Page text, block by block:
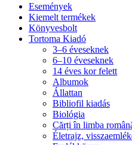
Események
Kiemelt termékek
Könyvesbolt
Tortoma Kiadó
3–6 éveseknek
6–10 éveseknek
14 éves kor felett
Albumok
Állattan
Bibliofil kiadás
Biológia
Cărți în limba
Életrajz,